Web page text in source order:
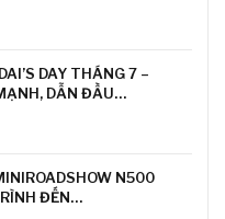
DAY THÁNG 7 –
DẪN ĐẦU…
N500
ĐẾN…